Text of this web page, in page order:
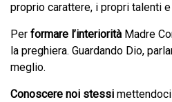
proprio carattere, i propri talenti
Per formare l’interiorità Madre
la preghiera. Guardando Dio,
meglio.
Conoscere noi stessi